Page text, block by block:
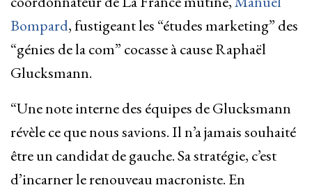
Bompard, fustigeant les “études marketing” des
“génies de la com” cocasse à cause Raphaël
Glucksmann.
“Une note interne des équipes de Glucksmann
révèle ce que nous savions. Il n’a jamais souhaité
être un candidat de gauche. Sa stratégie, c’est
d’incarner le renouveau macroniste. En